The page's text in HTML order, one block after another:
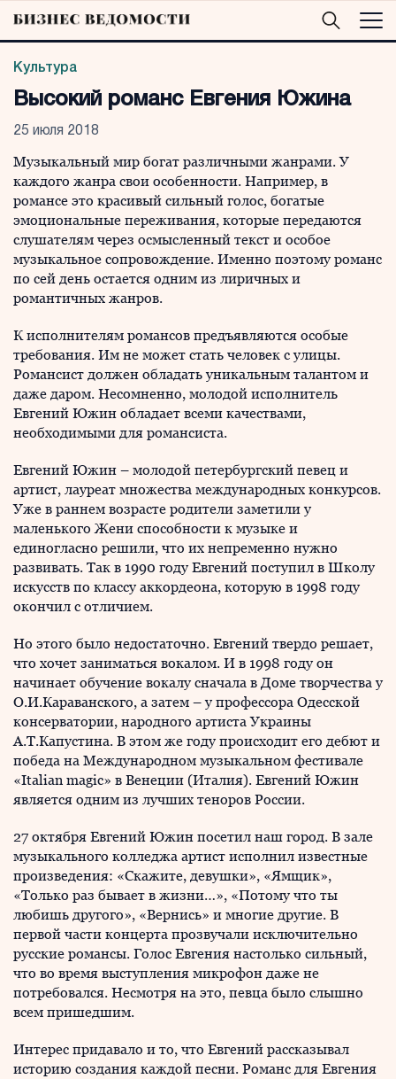
Культура
Высокий романс Евгения Южина
25 июля 2018
Музыкальный мир богат различными жанрами. У
каждого жанра свои особенности. Например, в
романсе это красивый сильный голос, богатые
эмоциональные переживания, которые передаются
слушателям через осмысленный текст и особое
музыкальное сопровождение. Именно поэтому романс
по сей день остается одним из лиричных и
романтичных жанров.
К исполнителям романсов предъявляются особые
требования. Им не может стать человек с улицы.
Романсист должен обладать уникальным талантом и
даже даром. Несомненно, молодой исполнитель
Евгений Южин обладает всеми качествами,
необходимыми для романсиста.
Евгений Южин – молодой петербургский певец и
артист, лауреат множества международных конкурсов.
Уже в раннем возрасте родители заметили у
маленького Жени способности к музыке и
единогласно решили, что их непременно нужно
развивать. Так в 1990 году Евгений поступил в Школу
искусств по классу аккордеона, которую в 1998 году
окончил с отличием.
Но этого было недостаточно. Евгений твердо решает,
что хочет заниматься вокалом. И в 1998 году он
начинает обучение вокалу сначала в Доме творчества у
О.И.Караванского, а затем – у профессора Одесской
консерватории, народного артиста Украины
А.Т.Капустина. В этом же году происходит его дебют и
победа на Международном музыкальном фестивале
«Italian magic» в Венеции (Италия). Евгений Южин
является одним из лучших теноров России.
27 октября Евгений Южин посетил наш город. В зале
музыкального колледжа артист исполнил известные
произведения: «Скажите, девушки», «Ямщик»,
«Только раз бывает в жизни…», «Потому что ты
любишь другого», «Вернись» и многие другие. В
первой части концерта прозвучали исключительно
русские романсы. Голос Евгения настолько сильный,
что во время выступления микрофон даже не
потребовался. Несмотря на это, певца было слышно
всем пришедшим.
Интерес придавало и то, что Евгений рассказывал
историю создания каждой песни. Романс для Евгения